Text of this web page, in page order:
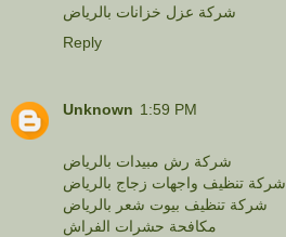
شركة عزل خزانات بالرياض
Reply
Unknown 1:59 PM
شركة رش مبيدات بالرياض
شركة تنظيف واجهات زجاج بالرياض
شركة تنظيف بيوت شعر بالرياض
مكافحة حشرات الفراش